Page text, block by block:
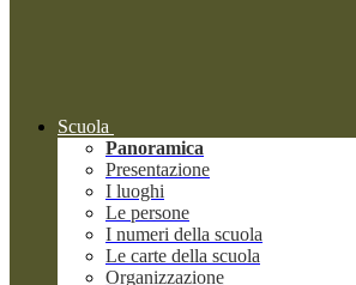
Scuola
Panoramica
Presentazione
I luoghi
Le persone
I numeri della scuola
Le carte della scuola
Organizzazione